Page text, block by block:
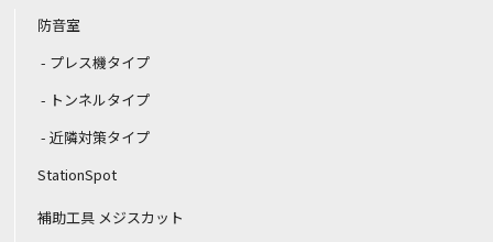
防音室
プレス機タイプ
トンネルタイプ
近隣対策タイプ
StationSpot
補助工具 メジスカット